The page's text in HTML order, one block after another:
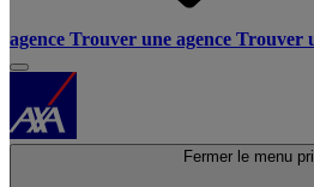
agence Trouver une agence Trouver
Fermer le menu